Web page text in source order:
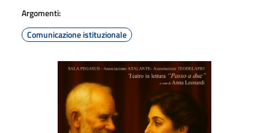
Argomenti:
Comunicazione istituzionale